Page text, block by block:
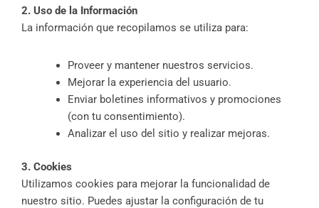
2. Uso de la Información
La información que recopilamos se utiliza para:
Proveer y mantener nuestros servicios.
Mejorar la experiencia del usuario.
Enviar boletines informativos y promociones
(con tu consentimiento).
Analizar el uso del sitio y realizar mejoras.
3. Cookies
Utilizamos cookies para mejorar la funcionalidad de
nuestro sitio. Puedes ajustar la configuración de tu